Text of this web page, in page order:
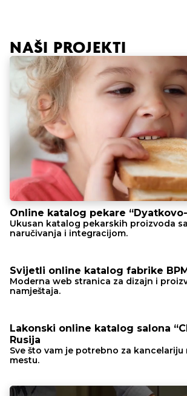
NAŠI PROJEKTI
Online katalog pekare
Ukusan katalog pekarskih proizvoda
naručivanja i integracijom.
Svijetli online katalog fabrike
Moderna web stranica za dizajn i
namještaja.
Lakonski online katalog salona
Rusija
Sve što vam je potrebno za kancelariju
mestu.